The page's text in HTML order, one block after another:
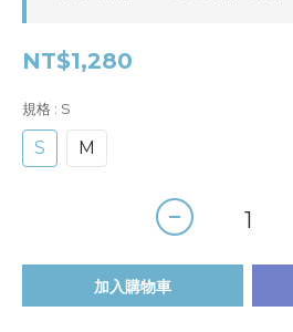
NT$1,280
規格 : S
S M
加入購物車